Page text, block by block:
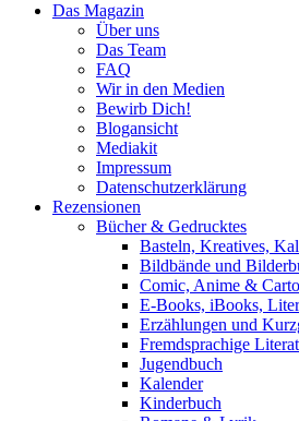
Das Magazin
Über uns
Das Team
FAQ
Wir in den Medien
Bewirb Dich!
Blogansicht
Mediakit
Impressum
Datenschutzerklärung
Rezensionen
Bücher & Gedrucktes
Basteln, Kreatives,
Bildbände und
Comic, Anime &
E-Books, iBooks,
Erzählungen und
Fremdsprachige
Jugendbuch
Kalender
Kinderbuch